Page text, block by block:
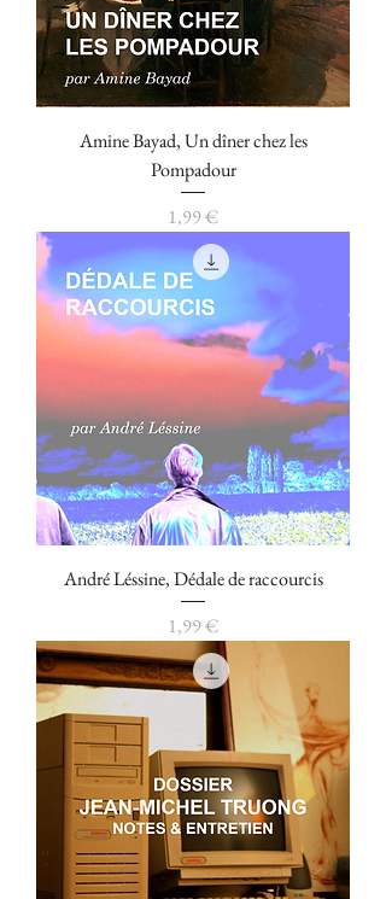
Amine Bayad, Un dîner chez les
Pompadour
Prix
1,99 €
André Léssine, Dédale de raccourcis
Prix
1,99 €